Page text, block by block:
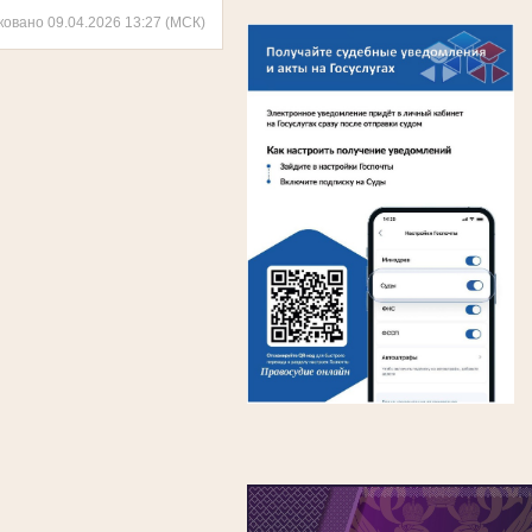
09.04.2026 13:27 (МСК)